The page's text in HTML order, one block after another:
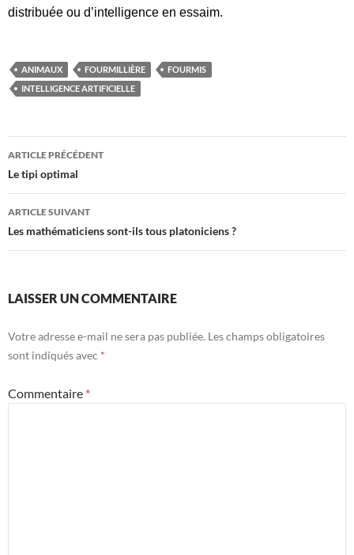
distribuée ou d’intelligence en essaim.
ANIMAUX FOURMILLIÈRE
FOURMIS
INTELLIGENCE ARTIFICIELLE
Navigation
des
articles
ARTICLE PRÉCÉDENT
Le tipi optimal
ARTICLE SUIVANT
Les mathématiciens sont-ils tous platoniciens ?
LAISSER UN COMMENTAIRE
Votre adresse e-mail ne sera pas publiée. Les champs obligatoires
sont indiqués avec *
Commentaire *